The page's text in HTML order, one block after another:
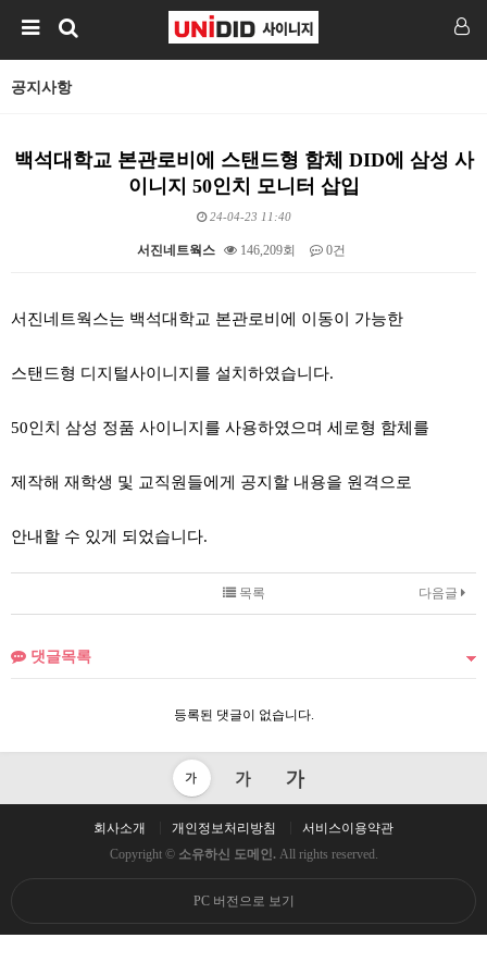
공지사항
백석대학교 본관로비에 스탠드형 함체 DID에 삼성 사
이니지 50인치 모니터 삽입
24-04-23 11:40
서진네트웍스 146,209회 0건
서진네트웍스는 백석대학교 본관로비에 이동이 가능한
스탠드형 디지털사이니지를 설치하였습니다.
50인치 삼성 정품 사이니지를 사용하였으며 세로형 함체를
제작해 재학생 및 교직원들에게 공지할 내용을 원격으로
안내할 수 있게 되었습니다.
다음글
목록
댓글목록
등록된 댓글이 없습니다.
회사소개 개인정보처리방침
서비스이용약관
Copyright © 소유하신 도메인. All rights reserved.
PC 버전으로 보기